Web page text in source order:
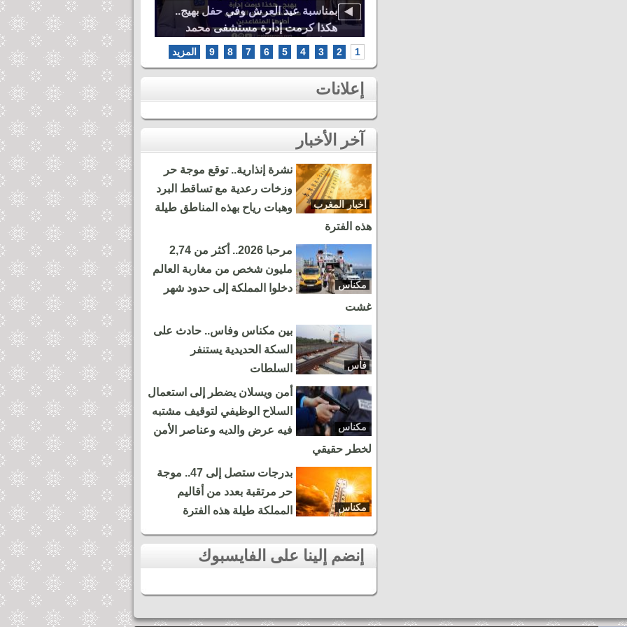
بمناسبة عيد العرش وفي حفل بهيج..
هكذا كرمت إدارة مستشفى محمد
الخامس أطرها المتقاعدين
1
2
3
4
5
6
7
8
9 المزيد
أخبار المغرب
نشرة إنذارية.. توقع موجة حر
وزخات رعدية مع تساقط البرد
وهبات رياح بهذه المناطق طيلة
هذه الفترة
مكناس
مرحبا 2026.. أكثر من 2,74
مليون شخص من مغاربة العالم
دخلوا المملكة إلى حدود شهر
غشت
فاس
بين مكناس وفاس.. حادث على
السكة الحديدية يستنفر
السلطات
مكناس
أمن ويسلان يضطر إلى استعمال
السلاح الوظيفي لتوقيف مشتبه
فيه عرض والديه وعناصر الأمن
لخطر حقيقي
مكناس
بدرجات ستصل إلى 47.. موجة
حر مرتقبة بعدد من أقاليم
المملكة طيلة هذه الفترة